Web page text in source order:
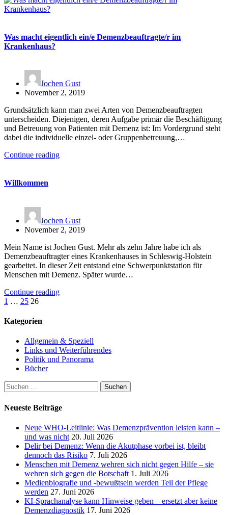
Was macht eigentlich ein/e Demenzbeauftragte/r im
Krankenhaus?
Jochen Gust
November 2, 2019
Grundsätzlich kann man zwei Arten von Demenzbeauftragten
unterscheiden. Diejenigen, deren Aufgabe primär die Beschäftigung
und Betreuung von Patienten mit Demenz ist: Im Vordergrund steht
dabei die individuelle einzel- oder Gruppenbetreuung,…
Continue reading
Willkommen
Jochen Gust
November 2, 2019
Mein Name ist Jochen Gust. Mehr als zehn Jahre habe ich als
Demenzbeauftragter eines Krankenhauses in Schleswig-Holstein
gearbeitet. In dieser Zeit entstand eine Schwerpunktstation für
Menschen mit Demenz. Später wurde…
Continue reading
Seitennummerierung
der
1 … 25 26
Kategorien
Allgemein & Speziell
Links und Weiterführendes
Politik und Panorama
Bücher
Suchen
nach:
Neueste Beiträge
Neue WHO-Leitlinie: Was Demenzprävention leisten kann –
und was nicht 20. Juli 2026
Delir bei Demenz: Wenn die Akutphase vorbei ist, bleibt
dennoch das Risiko 7. Juli 2026
Menschen mit Demenz wehren sich nicht gegen Hilfe – sie
wehren sich gegen die Botschaft 1. Juli 2026
Medienbiografie und -bewußtsein werden Teil der Pflege
werden 27. Juni 2026
KI-Sprachanalyse kann Hinweise geben – ersetzt aber keine
Demenzdiagnostik 17. Juni 2026